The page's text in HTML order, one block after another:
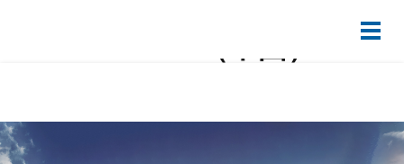
半岛网站WEB版登录入,半岛